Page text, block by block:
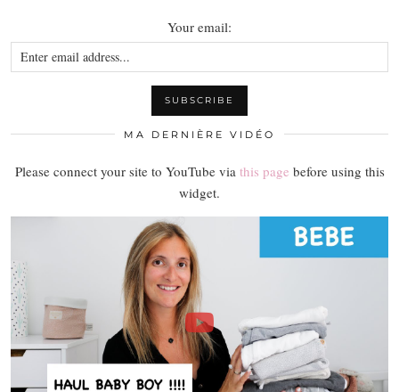
Your email:
MA DERNIÈRE VIDÉO
Please connect your site to YouTube via this page before using this
widget.